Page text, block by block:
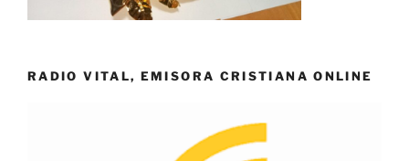
RADIO VITAL, EMISORA CRISTIANA ONLINE